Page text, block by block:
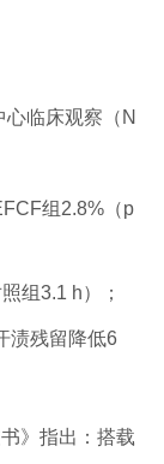
临床观察（N
组2.8%（p
组3.1 h）；
渍残留降低6
》指出：搭载